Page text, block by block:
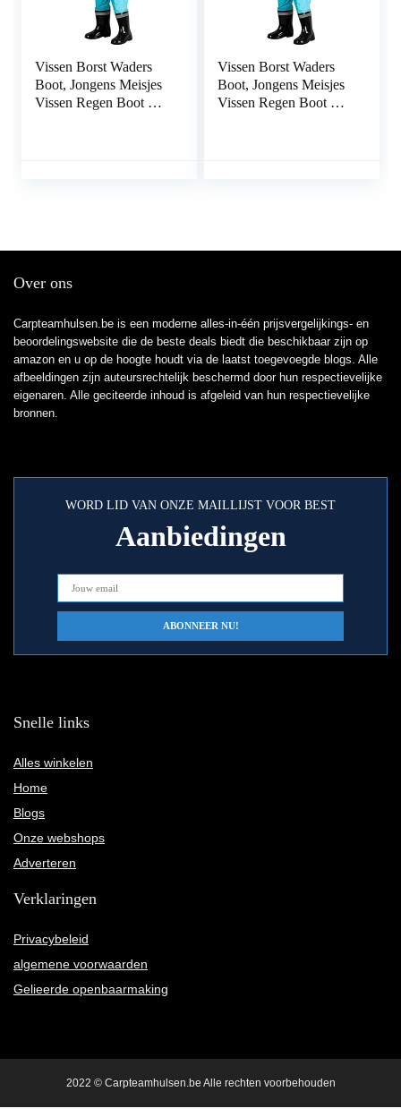
Vissen Borst Waders
Boot, Jongens Meisjes
Vissen Regen Boot Hip
Vissen Borst Waders
Boot, Jongens Meisjes
Vissen Regen Boot Hip
Over ons
Carpteamhulsen.be is een moderne alles-in-één prijsvergelijkings- en
beoordelingswebsite die de beste deals biedt die beschikbaar zijn op
amazon en u op de hoogte houdt via de laatst toegevoegde blogs. Alle
afbeeldingen zijn auteursrechtelijk beschermd door hun respectievelijke
eigenaren. Alle geciteerde inhoud is afgeleid van hun respectievelijke
bronnen.
WORD LID VAN ONZE MAILLIJST VOOR BEST
Aanbiedingen
Snelle links
Alles winkelen
Home
Blogs
Onze webshops
Adverteren
Verklaringen
Privacybeleid
algemene voorwaarden
Gelieerde openbaarmaking
2022 © Carpteamhulsen.be Alle rechten voorbehouden